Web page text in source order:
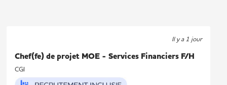
Il y a 1 jour
Chef(fe) de projet MOE - Services Financiers F/H
CGI